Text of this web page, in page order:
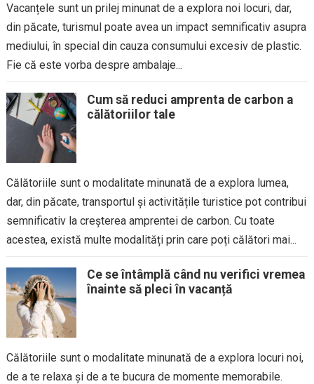
Vacanțele sunt un prilej minunat de a explora noi locuri, dar,
din păcate, turismul poate avea un impact semnificativ asupra
mediului, în special din cauza consumului excesiv de plastic.
Fie că este vorba despre ambalaje...
Cum să reduci amprenta de carbon a
călătoriilor tale
Călătoriile sunt o modalitate minunată de a explora lumea,
dar, din păcate, transportul și activitățile turistice pot contribui
semnificativ la creșterea amprentei de carbon. Cu toate
acestea, există multe modalități prin care poți călători mai...
Ce se întâmplă când nu verifici vremea
înainte să pleci în vacanță
Călătoriile sunt o modalitate minunată de a explora locuri noi,
de a te relaxa și de a te bucura de momente memorabile.